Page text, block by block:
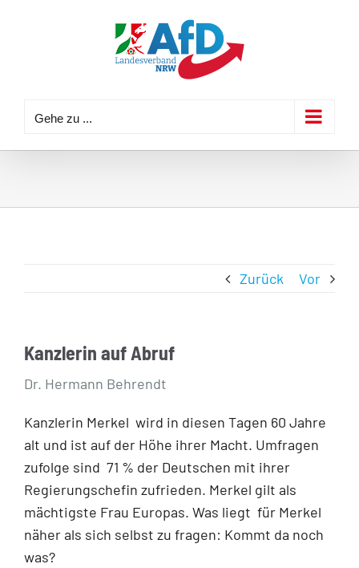
Gehe zu ...
Zurück Vor
Kanzlerin auf Abruf
Dr. Hermann Behrendt
Kanzlerin Merkel wird in diesen Tagen 60 Jahre
alt und ist auf der Höhe ihrer Macht. Umfragen
zufolge sind 71 % der Deutschen mit ihrer
Regierungschefin zufrieden. Merkel gilt als
mächtigste Frau Europas. Was liegt für Merkel
näher als sich selbst zu fragen: Kommt da noch
was?